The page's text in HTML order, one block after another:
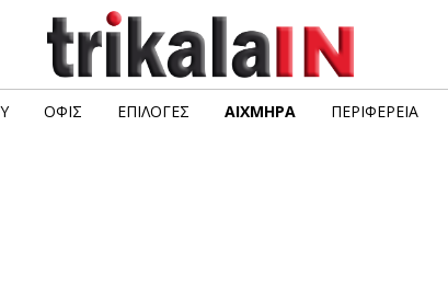
ΟΦΙΣ ΕΠΙΛΟΓΈΣ ΑΙΧΜΗΡΆ ΠΕΡΙΦΈΡΕΙΑ